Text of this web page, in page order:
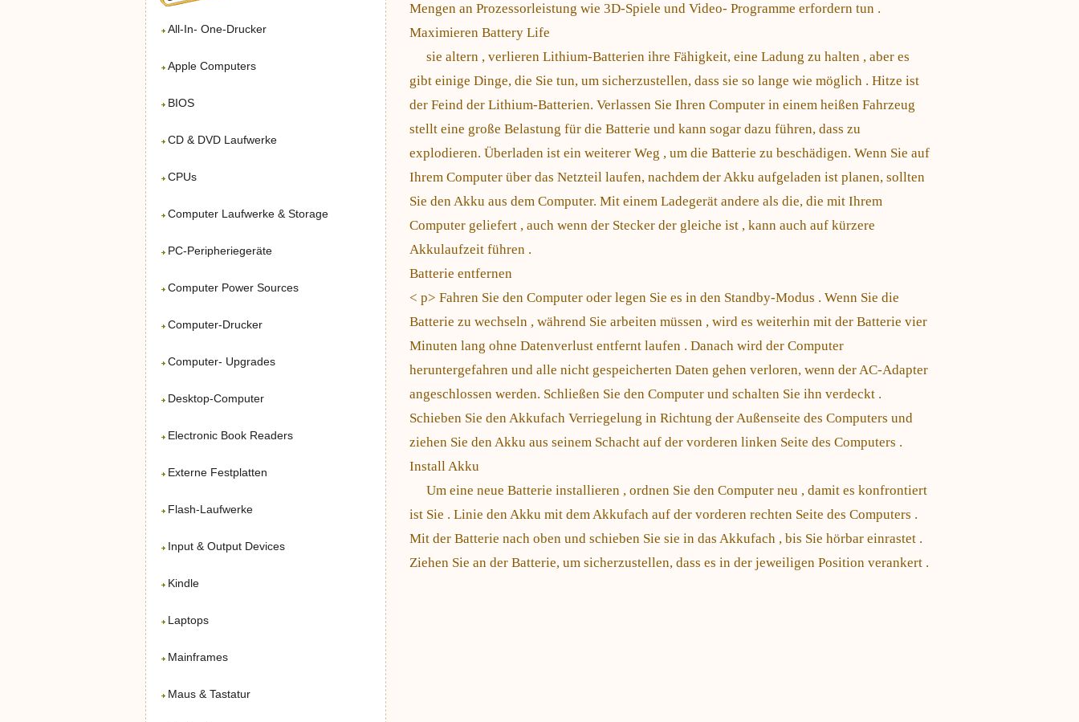
All-In- One-Drucker
Apple Computers
BIOS
CD & DVD Laufwerke
CPUs
Computer Laufwerke & Storage
PC-Peripheriegeräte
Computer Power Sources
Computer-Drucker
Computer- Upgrades
Desktop-Computer
Electronic Book Readers
Externe Festplatten
Flash-Laufwerke
Input & Output Devices
Kindle
Laptops
Mainframes
Maus & Tastatur
Mengen an Prozessorleistung wie 3D-Spiele und Video- Programme erfordern tun .
Maximieren Battery Life
sie altern , verlieren Lithium-Batterien ihre Fähigkeit, eine Ladung zu halten , aber es
gibt einige Dinge, die Sie tun, um sicherzustellen, dass sie so lange wie möglich . Hitze ist
der Feind der Lithium-Batterien. Verlassen Sie Ihren Computer in einem heißen Fahrzeug
stellt eine große Belastung für die Batterie und kann sogar dazu führen, dass zu
explodieren. Überladen ist ein weiterer Weg , um die Batterie zu beschädigen. Wenn Sie auf
Ihrem Computer über das Netzteil laufen, nachdem der Akku aufgeladen ist planen, sollten
Sie den Akku aus dem Computer. Mit einem Ladegerät andere als die, die mit Ihrem
Computer geliefert , auch wenn der Stecker der gleiche ist , kann auch auf kürzere
Akkulaufzeit führen .
Batterie entfernen
< p> Fahren Sie den Computer oder legen Sie es in den Standby-Modus . Wenn Sie die
Batterie zu wechseln , während Sie arbeiten müssen , wird es weiterhin mit der Batterie vier
Minuten lang ohne Datenverlust entfernt laufen . Danach wird der Computer
heruntergefahren und alle nicht gespeicherten Daten gehen verloren, wenn der AC-Adapter
angeschlossen werden. Schließen Sie den Computer und schalten Sie ihn verdeckt .
Schieben Sie den Akkufach Verriegelung in Richtung der Außenseite des Computers und
ziehen Sie den Akku aus seinem Schacht auf der vorderen linken Seite des Computers .
Install Akku
Um eine neue Batterie installieren , ordnen Sie den Computer neu , damit es konfrontiert
ist Sie . Linie den Akku mit dem Akkufach auf der vorderen rechten Seite des Computers .
Mit der Batterie nach oben und schieben Sie sie in das Akkufach , bis Sie hörbar einrastet .
Ziehen Sie an der Batterie, um sicherzustellen, dass es in der jeweiligen Position verankert .